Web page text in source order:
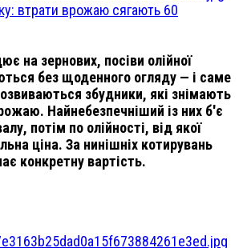
втрати врожаю сягають 60
на зернових, посіви олійної
без щоденного огляду — і саме
збудники, які знімають
Найнебезпечніший із них б'є
потім по олійності, від якої
ціна. За нинішніх котирувань
конкретну вартість.